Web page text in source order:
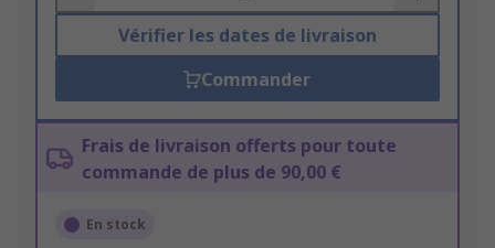
Vérifier les dates de livraison
Commander
Frais de livraison offerts pour toute
commande de plus de 90,00 €
En stock